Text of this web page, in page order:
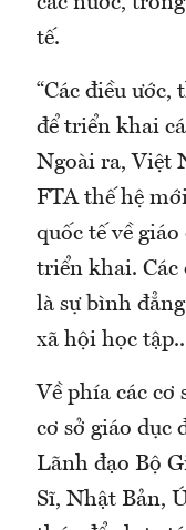
tế.
“Các điều
để triển khai
Ngoài ra, Việt
FTA thế hệ
quốc tế về
triển khai. Các
là sự bình
xã hội học
Về phía các cơ
cơ sở giáo dục
Lãnh đạo Bộ
Sĩ, Nhật Bản,